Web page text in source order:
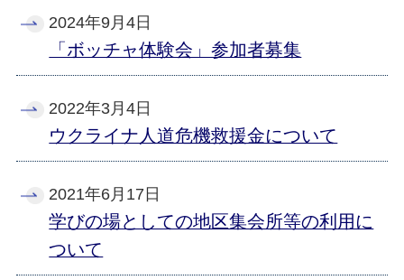
2024年9月4日
「ボッチャ体験会」参加者募集
2022年3月4日
ウクライナ人道危機救援金について
2021年6月17日
学びの場としての地区集会所等の利用に
ついて